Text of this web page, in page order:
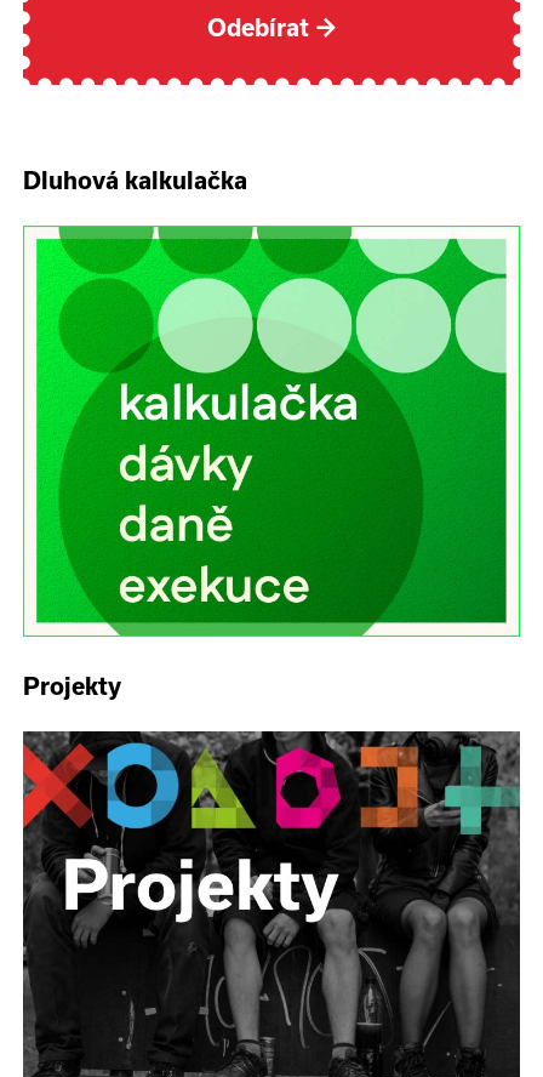
Odebírat →
Dluhová kalkulačka
Projekty